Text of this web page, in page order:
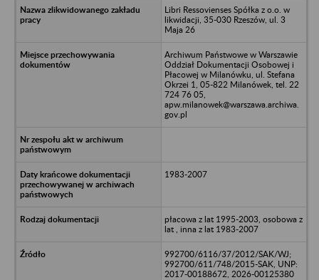
Libri Ressovienses Spółka z o.o. w
likwidacji, 35-030 Rzeszów, ul. 3
Maja 26
Archiwum Państwowe w Warszawie
Oddział Dokumentacji Osobowej i
Płacowej w Milanówku, ul. Stefana
Okrzei 1, 05-822 Milanówek, tel. 22
724 76 05,
apw.milanowek@warszawa.archiwa.
gov.pl
1983-2007
płacowa z lat 1995-2003, osobowa z
lat , inna z lat 1983-2007
992700/6116/37/2012/SAK/WJ;
992700/611/748/2015-SAK, UNP:
2017-00188672, 2026-00125380